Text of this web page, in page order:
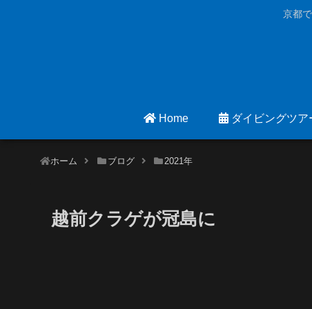
京都
Home ダイビングツア
ホーム ブログ 2021年
越前クラゲが冠島に